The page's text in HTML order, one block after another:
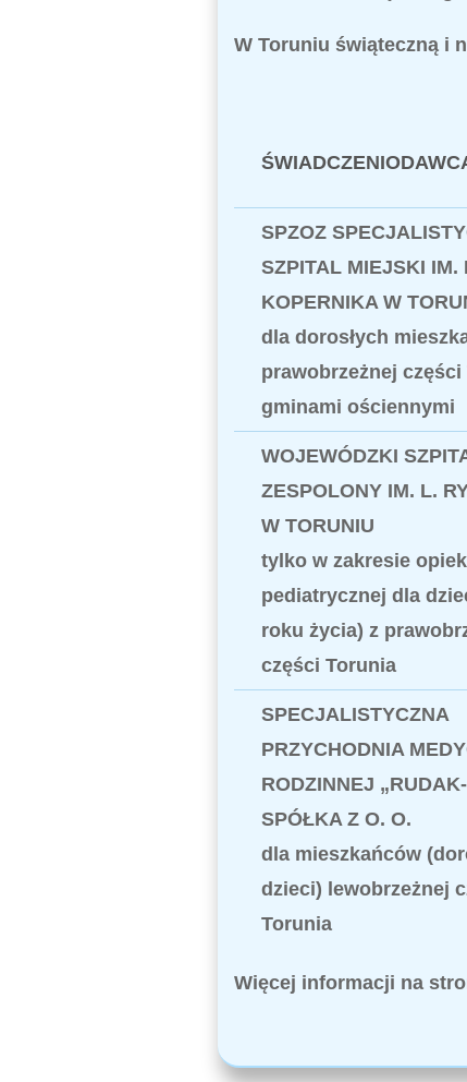
W Toruniu świąteczną i
SPZOZ
SZPITAL MIEJSKI IM.
KOPERNIKA W
dla dorosłych
prawobrzeżnej części
gminami ościennymi
WOJEWÓDZKI
ZESPOLONY IM. L.
W TORUNIU
tylko w zakresie
pediatrycznej dla
roku życia) z
części Torunia
SPECJALISTYCZNA
PRZYCHODNIA
RODZINNEJ
SPÓŁKA Z O. O.
dla mieszkańców
dzieci) lewobrzeżnej
Torunia
Więcej informacji na